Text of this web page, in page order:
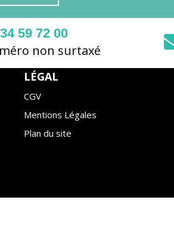
59 72 00
non surtaxé
LÉGAL
CGV
Mentions Légales
Plan du site